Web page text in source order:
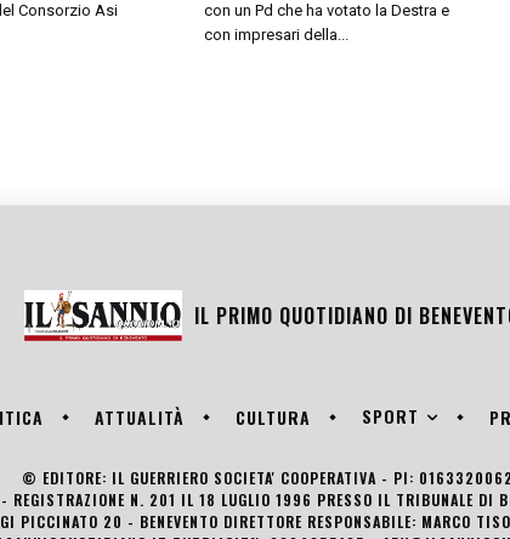
Consorzio Asi
con un Pd che ha votato la Destra e
con impresari della...
IL PRIMO QUOTIDIANO DI
ATTUALITÀ CULTURA SPORT
© EDITORE: IL GUERRIERO SOCIETA' COOPERATIVA - PI:
REGISTRAZIONE N. 201 IL 18 LUGLIO 1996 PRESSO IL TRIBUNALE DI
PICCINATO 20 - BENEVENTO DIRETTORE RESPONSABILE: MARCO